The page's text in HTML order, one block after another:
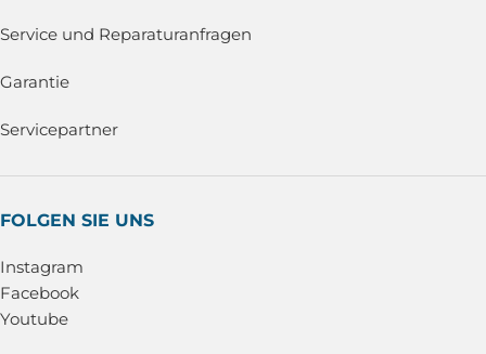
Service und Reparaturanfragen
Garantie
Servicepartner
FOLGEN SIE UNS
Instagram
Facebook
Youtube